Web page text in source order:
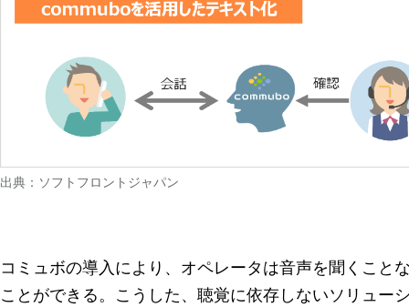
出典：ソフトフロントジャパン
コミュボの導入により、オペレータは音声を聞くこと
ことができる。こうした、聴覚に依存しないソリュー